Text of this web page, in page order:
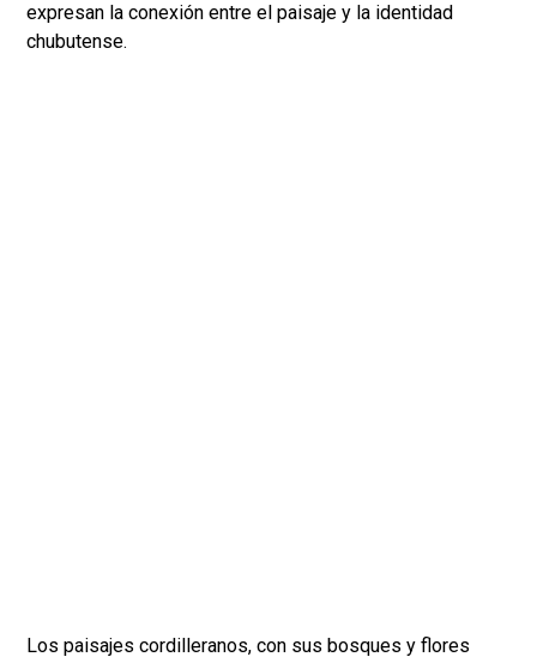
expresan la conexión entre el paisaje y la identidad
chubutense.
Los paisajes cordilleranos, con sus bosques y flores